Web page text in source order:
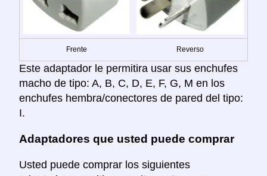
Frente Reverso
Este adaptador le permitira usar sus enchufes
macho de tipo: A, B, C, D, E, F, G, M en los
enchufes hembra/conectores de pared del tipo:
I.
Adaptadores que usted puede comprar
Usted puede comprar los siguientes